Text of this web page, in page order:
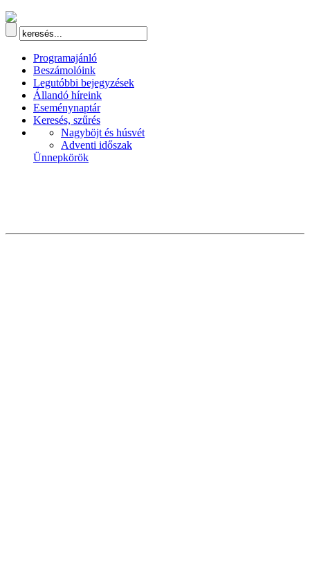
Programajánló
Beszámolóink
Legutóbbi bejegyzések
Állandó híreink
Eseménynaptár
Keresés, szűrés
Nagyböjt és húsvét
Adventi időszak
Ünnepkörök